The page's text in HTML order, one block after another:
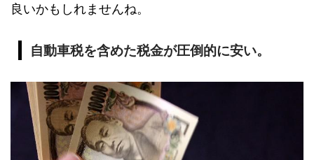
良いかもしれませんね。
自動車税を含めた税金が圧倒的に安い。